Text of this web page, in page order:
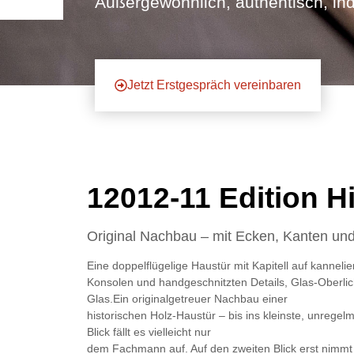
Jetzt Erstgespräch vereinbaren
12012-11 Edition
Original Nachbau – mit Ecken, Kanten
Eine doppelflügelige Haustür mit Kapitell auf
Konsolen und handgeschnitzten Details, Glas-
Glas.Ein originalgetreuer Nachbau einer
historischen Holz-Haustür – bis ins kleinste,
Blick fällt es vielleicht nur
dem Fachmann auf. Auf den zweiten Blick erst